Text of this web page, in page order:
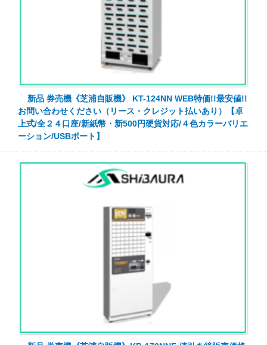
新品 券売機《芝浦自販機》 KT-124NN WEB特価!!最安値!!
お問い合わせください（リース・クレジット払いあり）【卓
上式/全２４口座/新紙幣・新500円硬貨対応/４色カラーバリエ
ーション/USBポート】